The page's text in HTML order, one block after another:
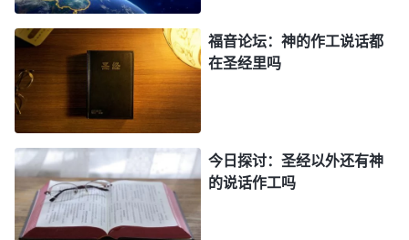
正道，甚至整个宗教界也都是这样认为的，但这样的
观点符合事实吗？符合神的话吗？主耶稣可从来没有
说过这话，圣灵也从来没有说过，那这种观点到底是
根据什么产生的呢？是不是出于人的观念想象呢？我
们都知道，圣经只是神前两步作工的记载，是神作完
工作后一些跟随神的人凭着记忆记载了神的说话作
工，那我们敢说他们全部都记载下来了吗？还有《圣
经》在编辑成书的过程中，因着编辑人员的争执和遗
福音论坛：神的作工说话都
在圣经里吗
今日探讨：圣经以外还有神
的说话作工吗